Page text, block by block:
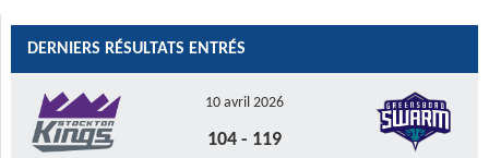
DERNIERS RÉSULTATS ENTRÉS
10 avril 2026
104 - 119